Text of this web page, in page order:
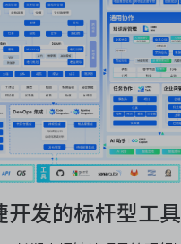
开发的标杆型工具